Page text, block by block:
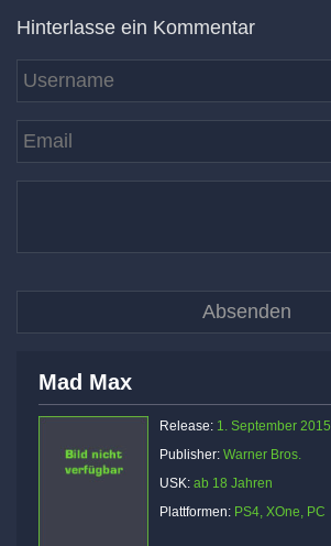
Hinterlasse ein Kommentar
Mad Max
Release: 1. September 2015
Publisher: Warner Bros.
USK: ab 18 Jahren
Plattformen: PS4, XOne, PC